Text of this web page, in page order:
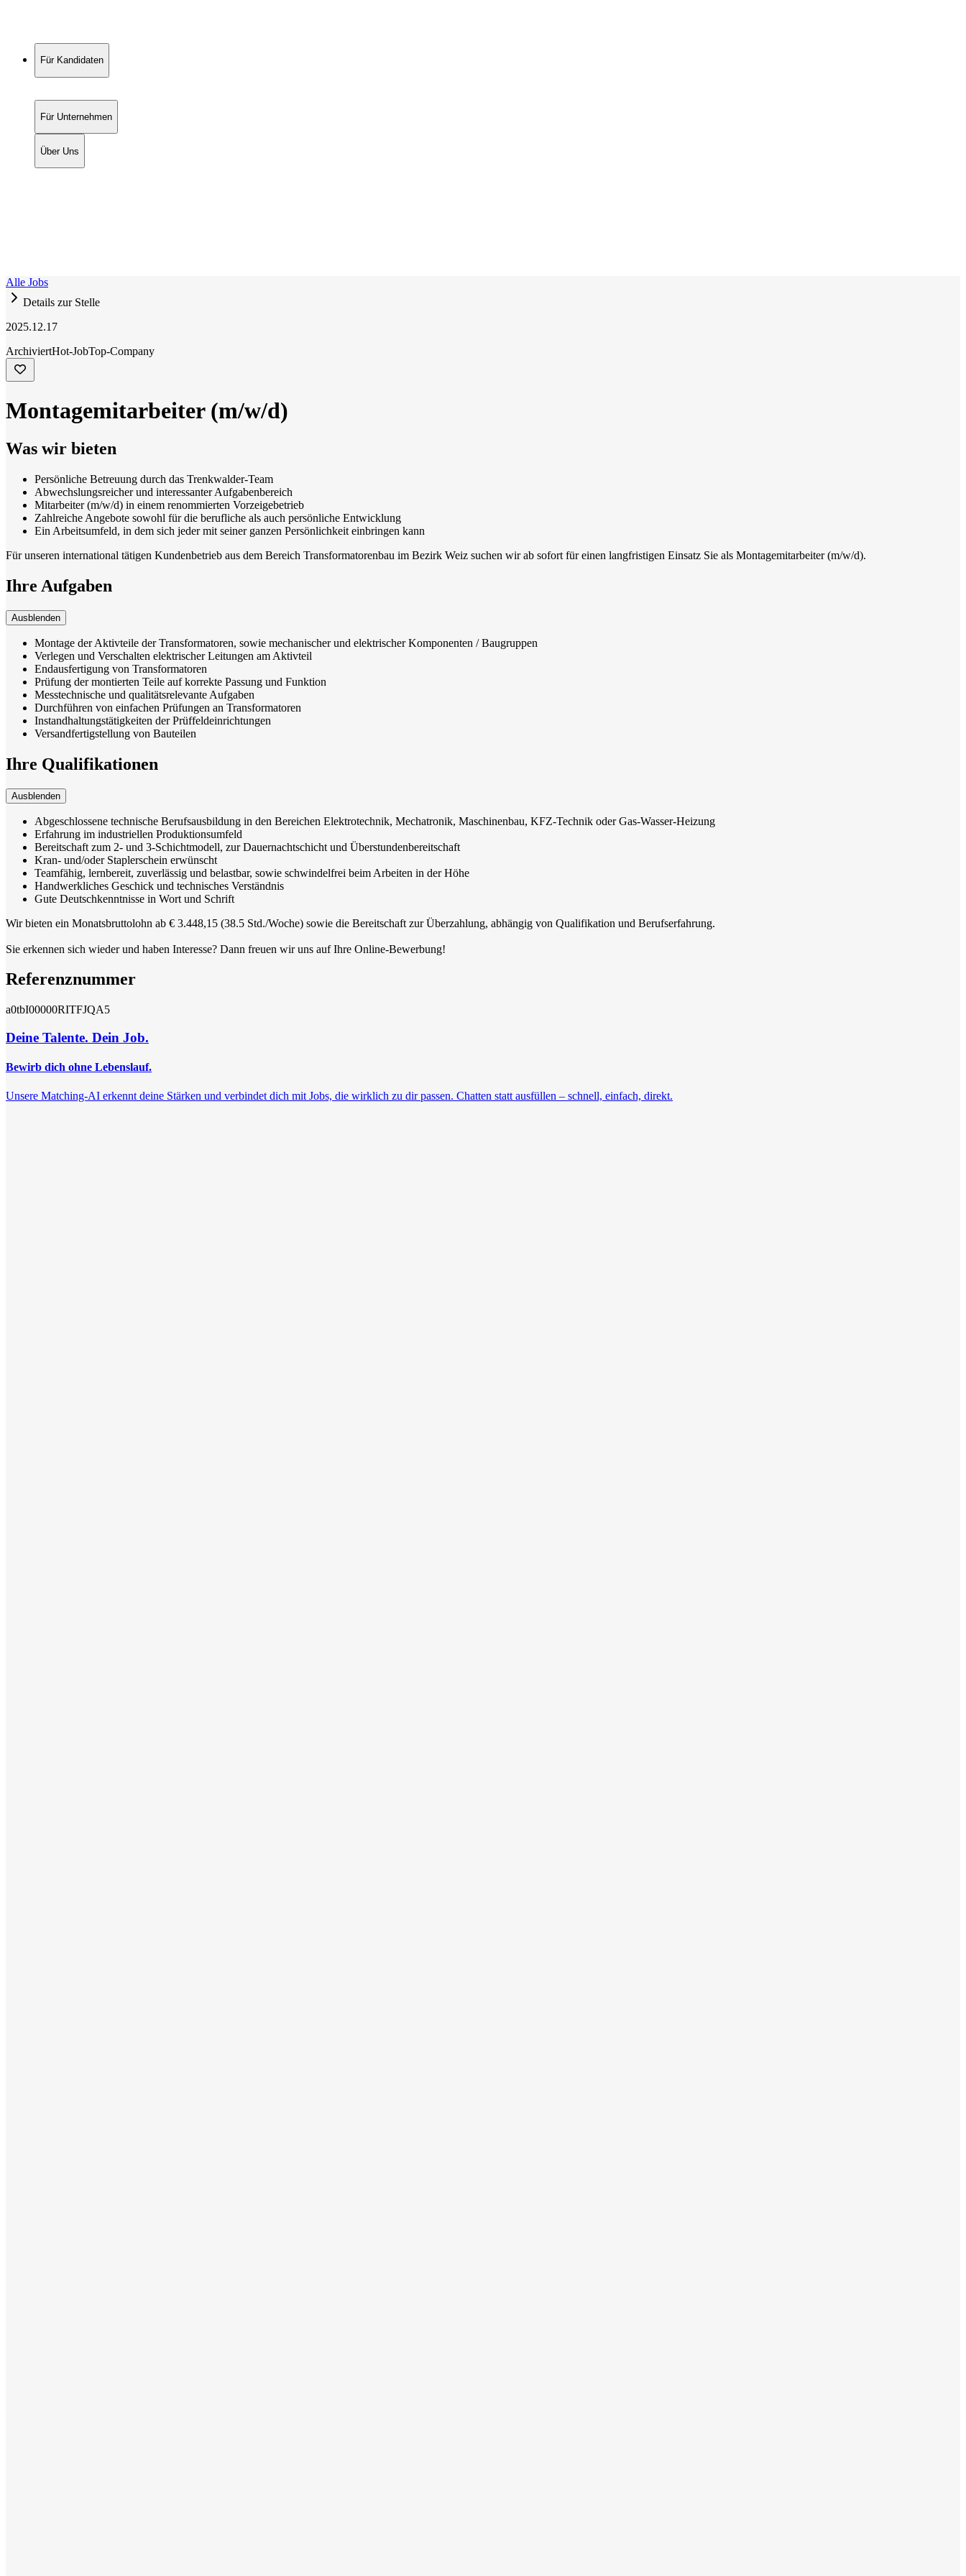
Für Kandidaten
Für Unternehmen
Über Uns
Alle Jobs
Details zur Stelle
2025.12.17
ArchiviertHot-JobTop-Company
Montagemitarbeiter (m/w/d)
Was wir bieten
Persönliche Betreuung durch das Trenkwalder-Team
Abwechslungsreicher und interessanter Aufgabenbereich
Mitarbeiter (m/w/d) in einem renommierten Vorzeigebetrieb
Zahlreiche Angebote sowohl für die berufliche als auch persönliche Entwicklung
Ein Arbeitsumfeld, in dem sich jeder mit seiner ganzen Persönlichkeit einbringen kann
Für unseren international tätigen Kundenbetrieb aus dem Bereich Transformatorenbau im Bezirk Weiz suchen wir ab sofort für einen langfristigen Einsatz Sie als Montagemitarbeiter (m/w/d).
Ihre Aufgaben
Ausblenden
Montage der Aktivteile der Transformatoren, sowie mechanischer und elektrischer Komponenten / Baugruppen
Verlegen und Verschalten elektrischer Leitungen am Aktivteil
Endausfertigung von Transformatoren
Prüfung der montierten Teile auf korrekte Passung und Funktion
Messtechnische und qualitätsrelevante Aufgaben
Durchführen von einfachen Prüfungen an Transformatoren
Instandhaltungstätigkeiten der Prüffeldeinrichtungen
Versandfertigstellung von Bauteilen
Ihre Qualifikationen
Ausblenden
Abgeschlossene technische Berufsausbildung in den Bereichen Elektrotechnik, Mechatronik, Maschinenbau, KFZ-Technik oder Gas-Wasser-Heizung
Erfahrung im industriellen Produktionsumfeld
Bereitschaft zum 2- und 3-Schichtmodell, zur Dauernachtschicht und Überstundenbereitschaft
Kran- und/oder Staplerschein erwünscht
Teamfähig, lernbereit, zuverlässig und belastbar, sowie schwindelfrei beim Arbeiten in der Höhe
Handwerkliches Geschick und technisches Verständnis
Gute Deutschkenntnisse in Wort und Schrift
Wir bieten ein Monatsbruttolohn ab € 3.448,15 (38.5 Std./Woche) sowie die Bereitschaft zur Überzahlung, abhängig von Qualifikation und Berufserfahrung.
Sie erkennen sich wieder und haben Interesse? Dann freuen wir uns auf Ihre Online-Bewerbung!
Referenznummer
a0tbI00000RITFJQA5
Deine Talente. Dein Job.
Bewirb dich ohne Lebenslauf.
Unsere Matching-AI erkennt deine Stärken und verbindet dich mit Jobs, die wirklich zu dir passen. Chatten statt ausfüllen – schnell, einfach, direkt.